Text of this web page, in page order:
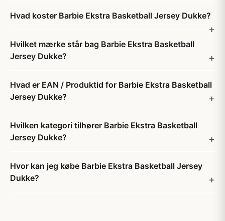
Hvad koster Barbie Ekstra Basketball Jersey Dukke?
Hvilket mærke står bag Barbie Ekstra Basketball
Jersey Dukke?
Hvad er EAN / Produktid for Barbie Ekstra Basketball
Jersey Dukke?
Hvilken kategori tilhører Barbie Ekstra Basketball
Jersey Dukke?
Hvor kan jeg købe Barbie Ekstra Basketball Jersey
Dukke?